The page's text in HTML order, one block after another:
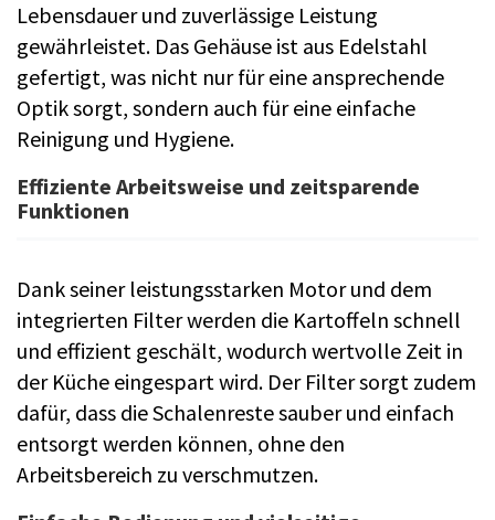
Lebensdauer und zuverlässige Leistung
gewährleistet. Das Gehäuse ist aus Edelstahl
gefertigt, was nicht nur für eine ansprechende
Optik sorgt, sondern auch für eine einfache
Reinigung und Hygiene.
Effiziente Arbeitsweise und zeitsparende
Funktionen
Dank seiner leistungsstarken Motor und dem
integrierten Filter werden die Kartoffeln schnell
und effizient geschält, wodurch wertvolle Zeit in
der Küche eingespart wird. Der Filter sorgt zudem
dafür, dass die Schalenreste sauber und einfach
entsorgt werden können, ohne den
Arbeitsbereich zu verschmutzen.